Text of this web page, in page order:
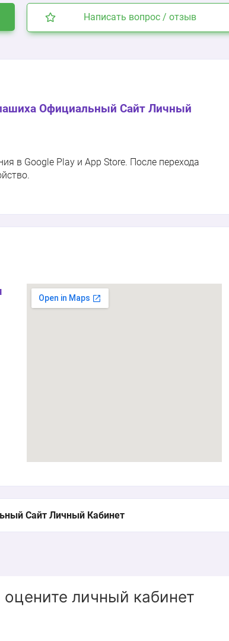
Написать вопрос / отзыв
Официальный Сайт Личный
в Google Play и App Store. После перехода
Сайт Личный Кабинет
личный кабинет